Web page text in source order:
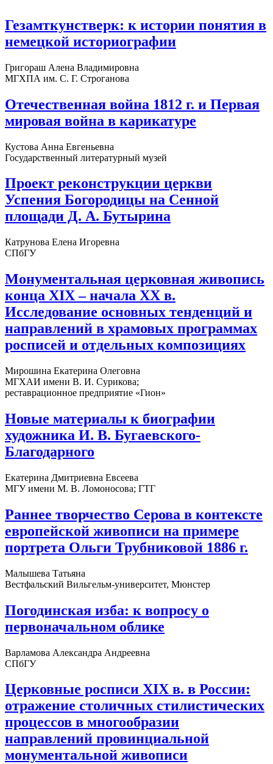
Гезамткунстверк: к истории понятия в
немецкой историографии
Григораш Алена Владимировна
МГХПА им. С. Г. Строганова
Отечественная война 1812 г. и Первая
мировая война в карикатуре
Кустова Анна Евгеньевна
Государственный литературный музей
Проект реконструкции церкви
Успения Богородицы на Сенной
площади Д. А. Бутырина
Катрунова Елена Игоревна
СПбГУ
Монументальная церковная живопись
конца XIX – начала XX в.
Исследование основных тенденций и
направлений в храмовых программах
росписей и отдельных композициях
Мирошина Екатерина Олеговна
МГХАИ имени В. И. Сурикова;
реставрационное предприятие «Гион»
Новые материалы к биографии
художника И. В. Бугаевского-
Благодарного
Екатерина Дмитриевна Евсеева
МГУ имени М. В. Ломоносова; ГТГ
Раннее творчество Серова в контексте
европейской живописи на примере
портрета Ольги Трубниковой 1886 г.
Малышева Татьяна
Вестфальский Вильгельм-университет, Мюнстер
Погодинская изба: к вопросу о
первоначальном облике
Варламова Александра Андреевна
СПбГУ
Церковные росписи XIX в. в России:
отражение столичных стилистических
процессов в многообразии
направлений провинциальной
монументальной живописи